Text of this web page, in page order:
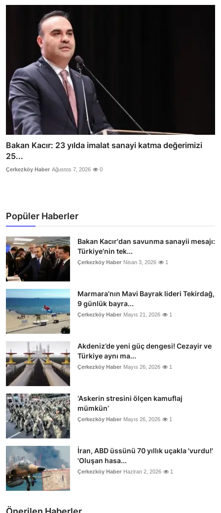
Bakan Kacır: 23 yılda imalat sanayi katma değerimizi
25...
Çerkezköy Haber Ağustos 7, 2026 0
Popüler Haberler
Bakan Kacır'dan savunma sanayii mesajı:
Türkiye'nin tek...
Çerkezköy Haber Nisan 3, 2026 1
Marmara’nın Mavi Bayrak lideri Tekirdağ,
9 günlük bayra...
Çerkezköy Haber Mayıs 21, 2026 1
Akdeniz’de yeni güç dengesi! Cezayir ve
Türkiye aynı ma...
Çerkezköy Haber Mayıs 26, 2026 1
‘Askerin stresini ölçen kamuflaj
mümkün’
Çerkezköy Haber Mayıs 26, 2026 1
İran, ABD üssünü 70 yıllık uçakla 'vurdu!'
'Oluşan hasa...
Çerkezköy Haber Haziran 2, 2026 1